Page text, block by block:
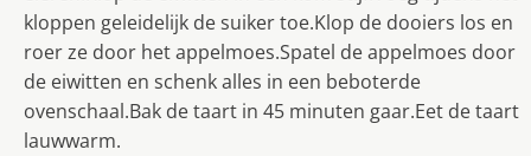
kloppen geleidelijk de suiker toe.Klop de dooiers los en
roer ze door het appelmoes.Spatel de appelmoes door
de eiwitten en schenk alles in een beboterde
ovenschaal.Bak de taart in 45 minuten gaar.Eet de taart
lauwwarm.